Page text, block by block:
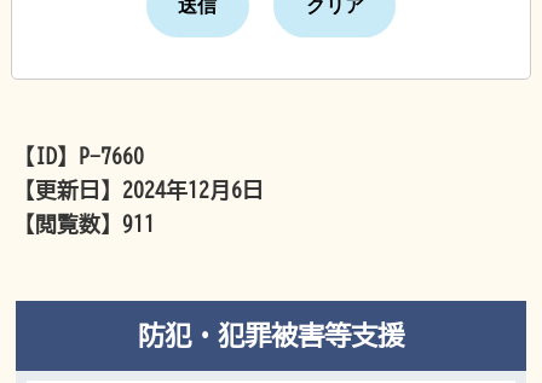
【ID】
P-7660
【更新日】 2024年12月6日
【閲覧数】911
防犯・犯罪被害等支援